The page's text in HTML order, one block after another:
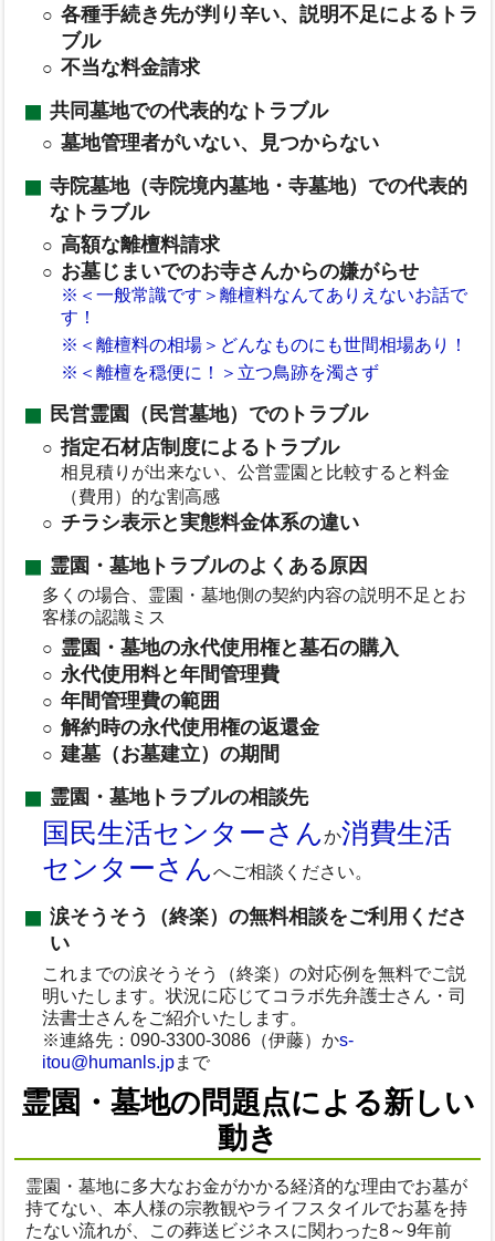
各種手続き先が判り辛い、説明不足によるトラ
ブル
不当な料金請求
共同墓地での代表的なトラブル
墓地管理者がいない、見つからない
寺院墓地（寺院境内墓地・寺墓地）での代表的
なトラブル
高額な離檀料請求
お墓じまいでのお寺さんからの嫌がらせ
※＜一般常識です＞離檀料なんてありえないお話で
す！
※＜離檀料の相場＞どんなものにも世間相場あり！
※＜離檀を穏便に！＞立つ鳥跡を濁さず
民営霊園（民営墓地）でのトラブル
指定石材店制度によるトラブル
相見積りが出来ない、公営霊園と比較すると料金
（費用）的な割高感
チラシ表示と実態料金体系の違い
霊園・墓地トラブルのよくある原因
多くの場合、霊園・墓地側の契約内容の説明不足とお
客様の認識ミス
霊園・墓地の永代使用権と墓石の購入
永代使用料と年間管理費
年間管理費の範囲
解約時の永代使用権の返還金
建墓（お墓建立）の期間
霊園・墓地トラブルの相談先
国民生活センターさんか消費生活
センターさんへご相談ください。
涙そうそう（終楽）の無料相談をご利用くださ
い
これまでの涙そうそう（終楽）の対応例を無料でご説
明いたします。状況に応じてコラボ先弁護士さん・司
法書士さんをご紹介いたします。
※連絡先：090-3300-3086（伊藤）かs-
itou@humanls.jpまで
霊園・墓地の問題点による新しい
動き
霊園・墓地に多大なお金がかかる経済的な理由でお墓が
持てない、本人様の宗教観やライフスタイルでお墓を持
たない流れが、この葬送ビジネスに関わった8～9年前